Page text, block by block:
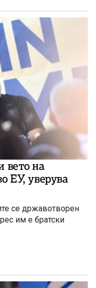
вето на
ЕУ, уверува
се државотворен
им е братски